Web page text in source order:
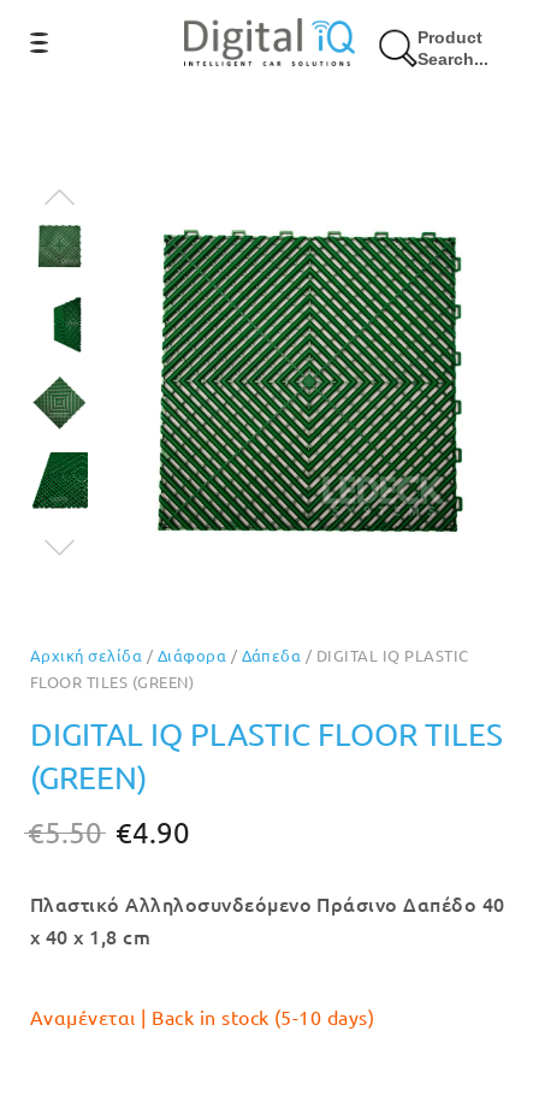
Product
Search...
Αρχική σελίδα / Διάφορα / Δάπεδα / DIGITAL IQ PLASTIC
FLOOR TILES (GREEN)
DIGITAL IQ PLASTIC FLOOR TILES
(GREEN)
€5.50 Original
was:
€5.50.
€4.90
τιμή
Πλαστικό Αλληλοσυνδεόμενο Πράσινο Δαπέδο 40
x 40 x 1,8 cm
Αναμένεται | Back in stock (5-10 days)